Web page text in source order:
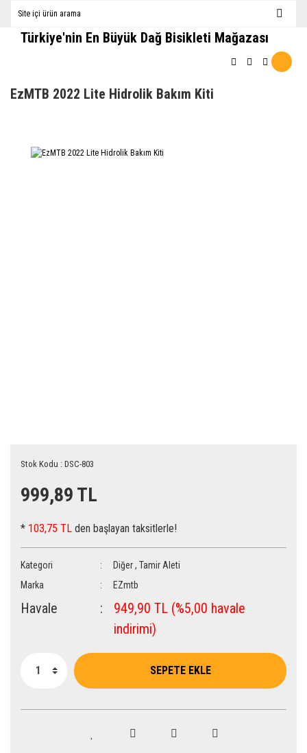
Türkiye'nin En Büyük Dağ Bisikleti Mağazası
EzMTB 2022 Lite Hidrolik Bakım Kiti
Stok Kodu : DSC-803
999,89 TL
* 103,75 TL den başlayan taksitlerle!
Kategori Diğer ,Tamir Aleti
Marka
EZmtb
Havale
949,90 TL (%5,00 havale
indirimi)
SEPETE EKLE